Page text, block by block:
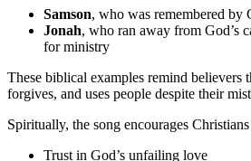
Samson, who was remembered by
Jonah, who ran away from God’s
for ministry
These biblical examples remind believers
forgives, and uses people despite their
Spiritually, the song encourages
Trust in God’s unfailing love